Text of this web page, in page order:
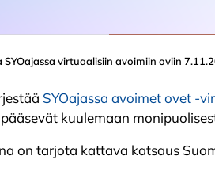
SYOajassa virtuaalisiin avoimiin oviin
SYOajassa avoimet ovet -
kuulemaan
on tarjota kattava katsaus